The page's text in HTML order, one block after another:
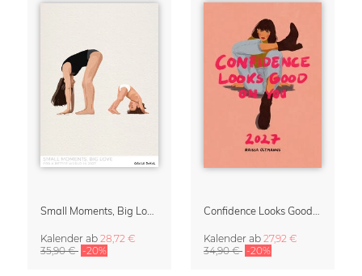
Kalender ab 28,72 €
35,90 € -20%
Kalender ab 27,92 €
34,90 € -20%